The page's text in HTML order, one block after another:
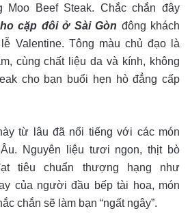
Moo Beef Steak. Chắc chắn đây
cặp đôi ở Sài Gòn đông khách
Valentine. Tông màu chủ đạo là
cùng chất liệu da và kính, không
cho bạn buổi hẹn hò đẳng cấp
từ lâu đã nổi tiếng với các món
Nguyên liệu tươi ngon, thịt bò
tiêu chuẩn thượng hạng như
của người đầu bếp tài hoa, món
chắn sẽ làm bạn “ngất ngây”.